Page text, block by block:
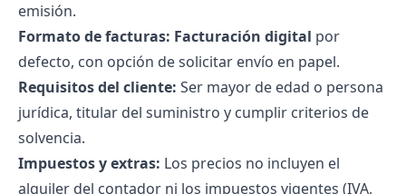
emisión.
Formato de facturas: Facturación digital por
defecto, con opción de solicitar envío en papel.
Requisitos del cliente: Ser mayor de edad o persona
jurídica, titular del suministro y cumplir criterios de
solvencia.
Impuestos y extras: Los precios no incluyen el
alquiler del contador ni los impuestos vigentes (IVA,